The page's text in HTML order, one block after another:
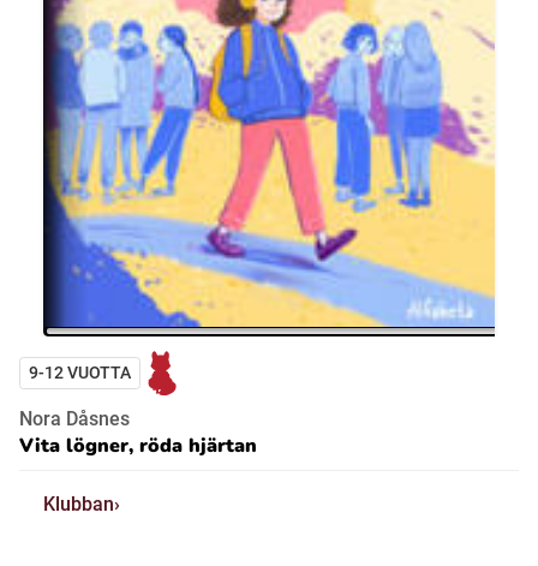
9-12 VUOTTA
Nora Dåsnes
Vita lögner, röda hjärtan
Klubban